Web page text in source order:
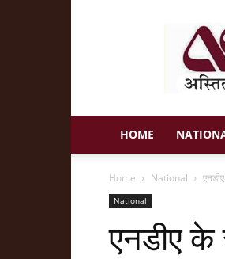
HOME
Home National
National
एनडीए के